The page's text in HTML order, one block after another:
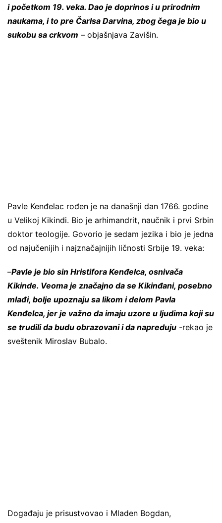
i početkom 19. veka. Dao je doprinos i u prirodnim
naukama, i to pre Čarlsa Darvina, zbog čega je bio u
sukobu sa crkvom – objašnjava Zavišin.
Pavle Kenđelac rođen je na današnji dan 1766. godine
u Velikoj Kikindi. Bio je arhimandrit, naučnik i prvi Srbin
doktor teologije. Govorio je sedam jezika i bio je jedna
od najučenijih i najznačajnijih ličnosti Srbije 19. veka:
–Pavle je bio sin Hristifora Kenđelca, osnivača
Kikinde. Veoma je značajno da se Kikinđani, posebno
mlađi, bolje upoznaju sa likom i delom Pavla
Kenđelca, jer je važno da imaju uzore u ljudima koji su
se trudili da budu obrazovani i da napreduju -rekao je
sveštenik Miroslav Bubalo.
Događaju je prisustvovao i Mladen Bogdan,